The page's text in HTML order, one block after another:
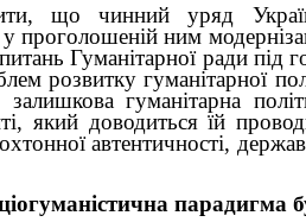
що чинний уряд
проголошеній ним
Гуманітарної ради
розвитку гуманітарної
залишкова гуманітарна
який доводиться їй
автентичності,
парадигма